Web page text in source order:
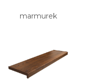
marmurek